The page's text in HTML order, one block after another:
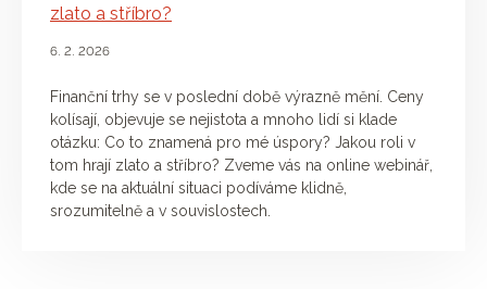
zlato a stříbro?
6. 2. 2026
Finanční trhy se v poslední době výrazně mění. Ceny
kolísají, objevuje se nejistota a mnoho lidí si klade
otázku: Co to znamená pro mé úspory? Jakou roli v
tom hrají zlato a stříbro? Zveme vás na online webinář,
kde se na aktuální situaci podíváme klidně,
srozumitelně a v souvislostech.